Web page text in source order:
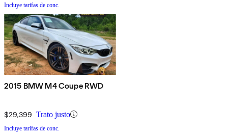
Incluye tarifas de conc.
2015 BMW M4 Coupe RWD
$29,399 Trato justo
Incluye tarifas de conc.